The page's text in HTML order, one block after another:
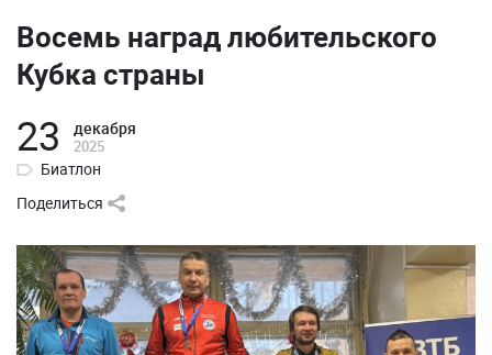
Восемь наград любительского
Кубка страны
23 декабря
2025
Биатлон
Поделиться